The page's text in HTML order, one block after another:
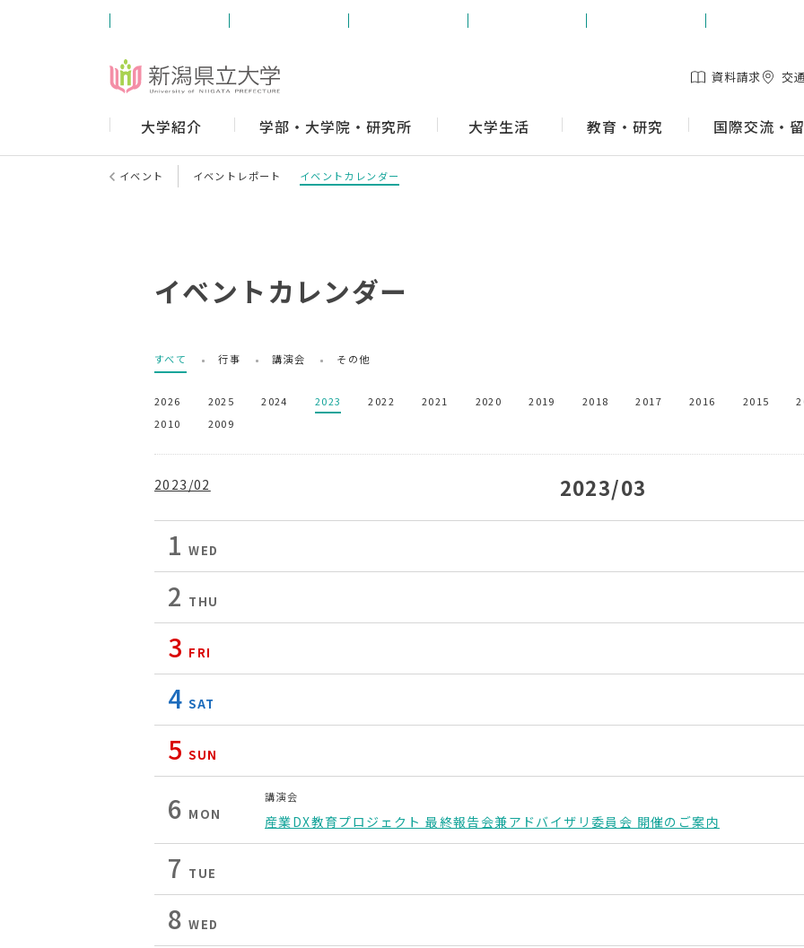
資料請求 交
大学紹介 学部・大学院・研究所 大学生活 教育・研究 国際交流・
イベント イベントレポート イベントカレンダー
イベントカレンダー
すべて 行事 講演会 その他
2026 2025 2024 2023 2022 2021 2020 2019 2018 2017 2016 2015
2010
2009
2023/02 2023/03
1 WED
2 THU
3 FRI
4 SAT
5 SUN
6 MON
講演会
産業DX教育プロジェクト 最終報告会兼アドバイザリ委員会 開催のご案内
7 TUE
8 WED